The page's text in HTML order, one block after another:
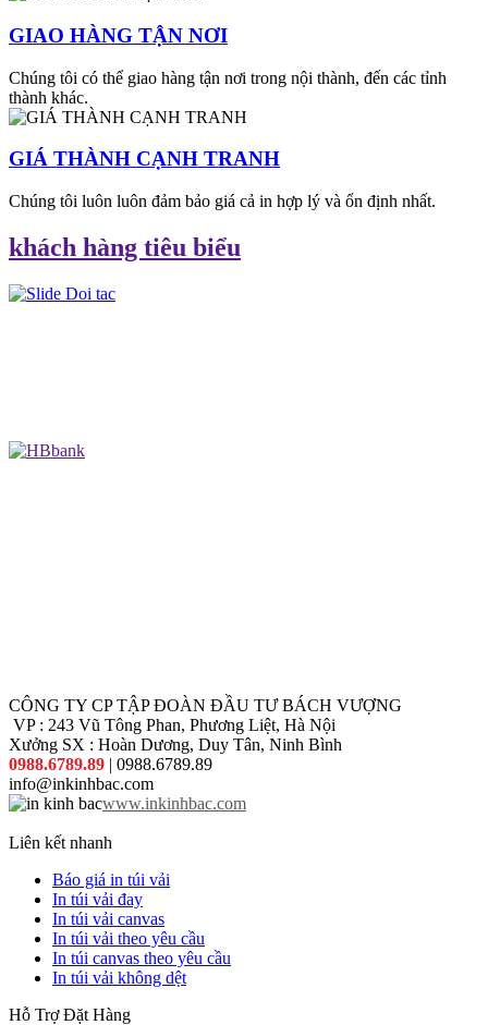
GIAO HÀNG TẬN NƠI
Chúng tôi có thể giao hàng tận nơi trong nội thành, đến các tỉnh
thành khác.
GIÁ THÀNH CẠNH TRANH
Chúng tôi luôn luôn đảm bảo giá cả in hợp lý và ổn định nhất.
khách hàng tiêu biểu
CÔNG TY CP TẬP ĐOÀN ĐẦU TƯ BÁCH VƯỢNG
VP : 243 Vũ Tông Phan, Phương Liệt, Hà Nội
Xưởng SX : Hoàn Dương, Duy Tân, Ninh Bình
0988.6789.89 | 0988.6789.89
info@inkinhbac.com
www.inkinhbac.com
Liên kết nhanh
Báo giá in túi vải
In túi vải đay
In túi vải canvas
In túi vải theo yêu cầu
In túi canvas theo yêu cầu
In túi vải không dệt
Hỗ Trợ Đặt Hàng